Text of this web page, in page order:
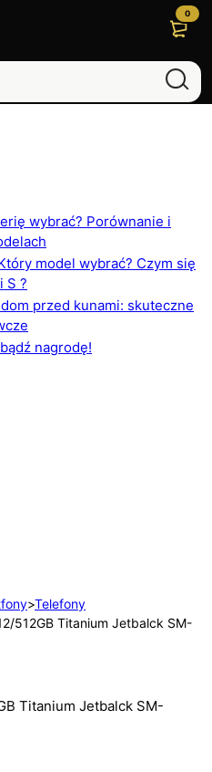
wybrać? Porównanie i
model wybrać? Czym się
S ?
przed kunami: skuteczne
nagrodę!
0
>Telefony
512GB Titanium Jetbalck SM-
Titanium Jetbalck SM-